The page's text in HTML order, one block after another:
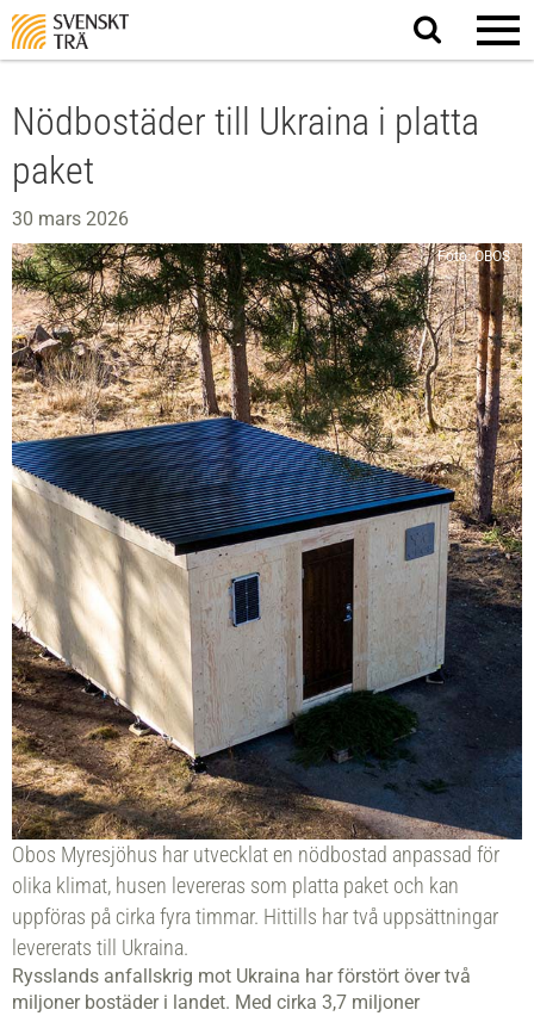
Sök
på
Nödbostäder till Ukraina i platta
paket
30 mars 2026
Foto: OBOS
Obos Myresjöhus har utvecklat en nödbostad anpassad för
olika klimat, husen levereras som platta paket och kan
uppföras på cirka fyra timmar. Hittills har två uppsättningar
levererats till Ukraina.
Rysslands anfallskrig mot Ukraina har förstört över två
miljoner bostäder i landet. Med cirka 3,7 miljoner